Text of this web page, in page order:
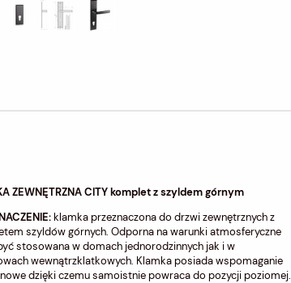
ZEWNĘTRZNA CITY komplet z szyldem górnym
klamka przeznaczona do drzwi zewnętrznych z
szyldów górnych. Odporna na warunki atmosferyczne
stosowana w domach jednorodzinnych jak i w
wewnątrzklatkowych. Klamka posiada wspomaganie
dzięki czemu samoistnie powraca do pozycji poziomej.